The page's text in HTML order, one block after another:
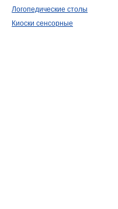
Логопедические столы
Киоски сенсорные